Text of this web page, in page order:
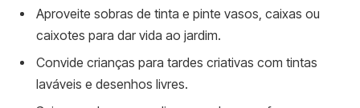
Aproveite sobras de tinta e pinte vasos, caixas ou
caixotes para dar vida ao jardim.
Convide crianças para tardes criativas com tintas
laváveis e desenhos livres.